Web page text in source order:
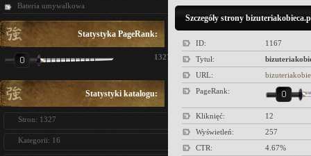
Bateria umywalkowa
Statystyka PageRank:
1327
Statystyki katalogu:
Stron: 1327
Kategorii: 16
Szczegóły strony
ID:
1167
Tytuł:
URL:
PageRank:
Kliknięć:
12
Wyświetleń:
257
CTR:
4.67%